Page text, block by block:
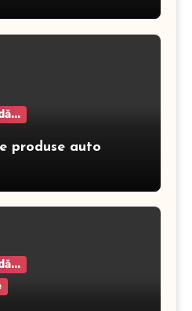
produse auto